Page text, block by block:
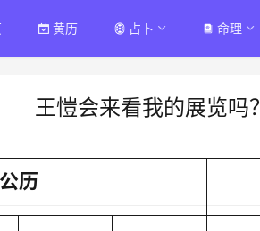
黄历 占卜 命理
王愷会来看我的展览吗
公历